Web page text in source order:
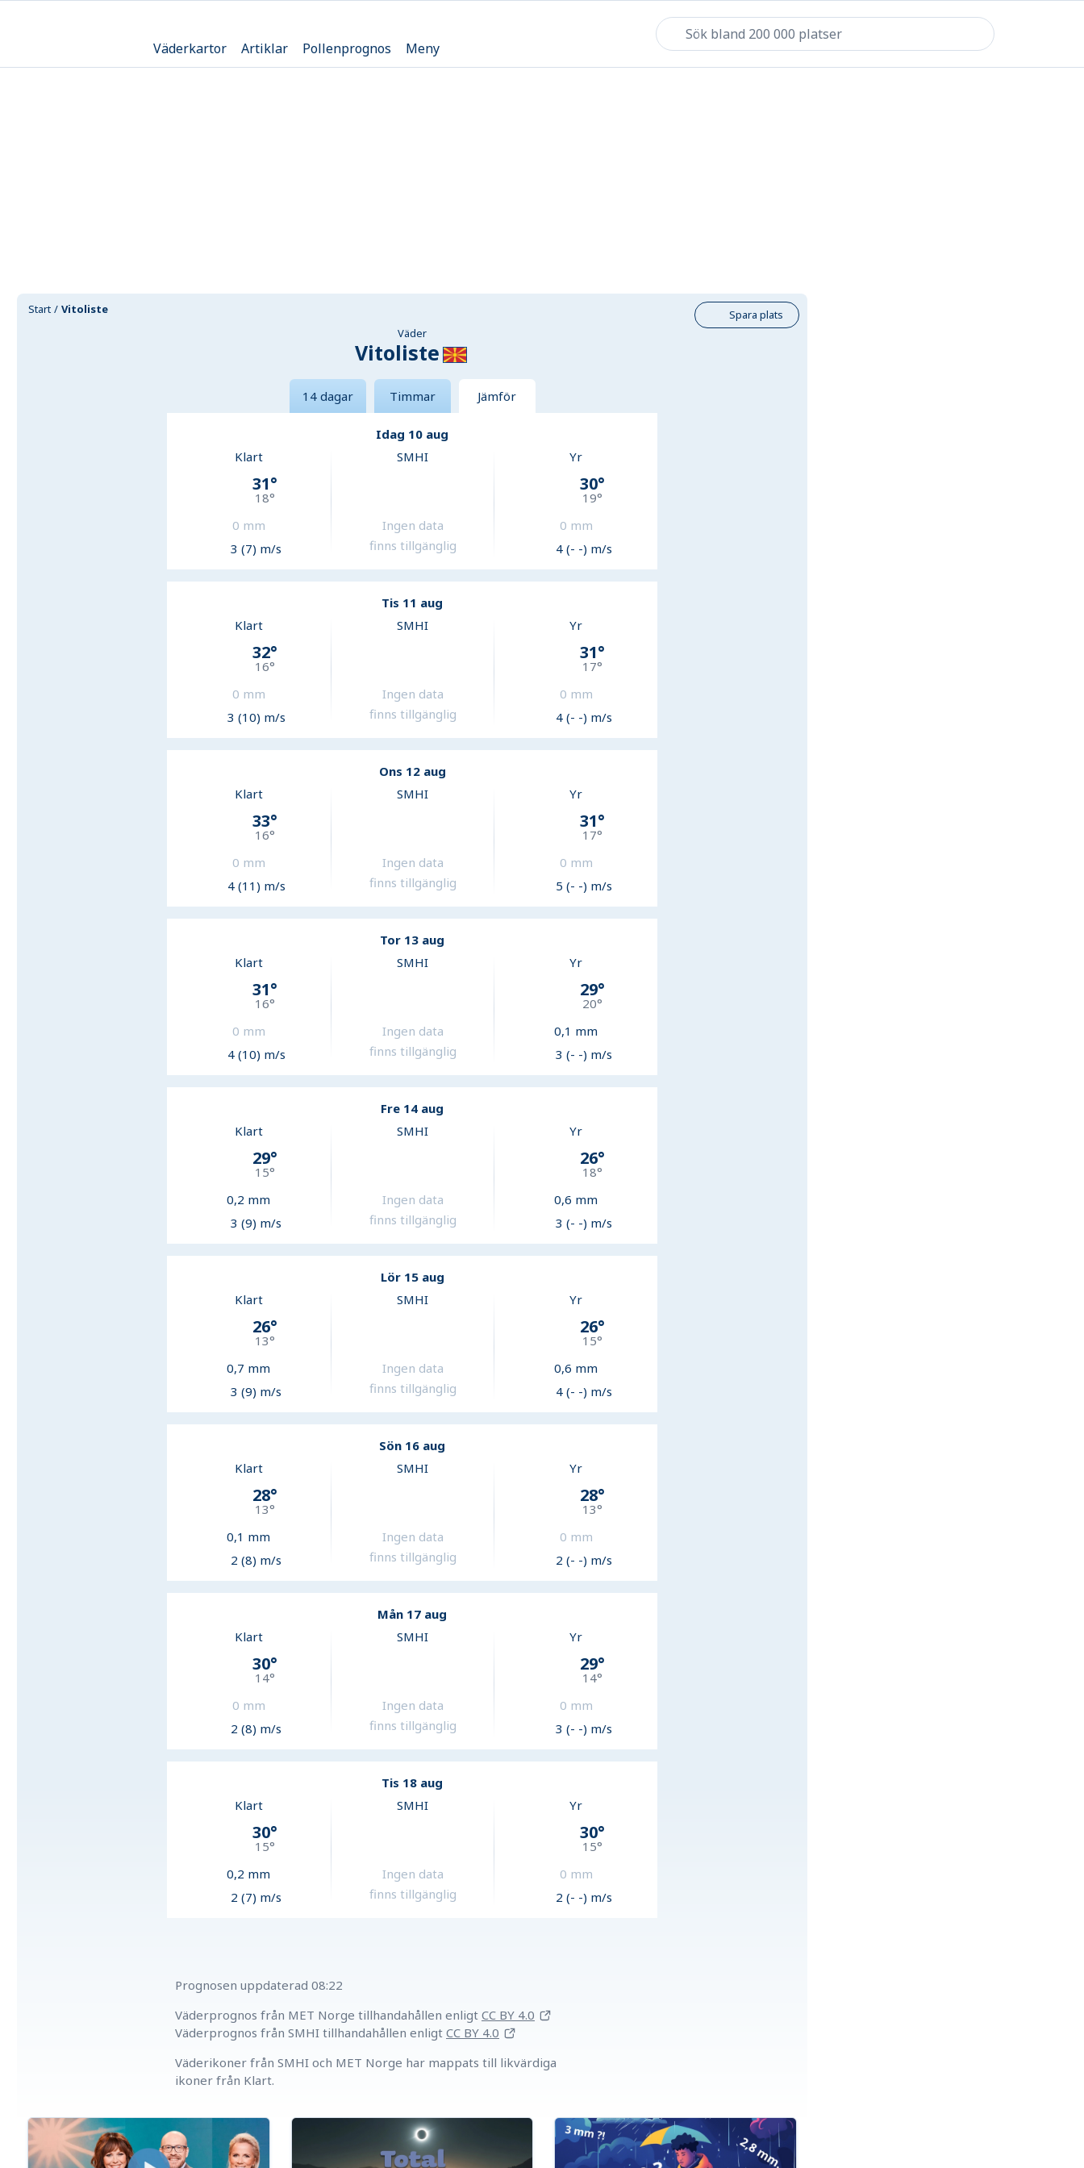
Väderkartor Artiklar Pollenprognos Meny
Start Vitoliste
Spara plats
Väder
Vitoliste
14 dagar Timmar Jämför
Idag 10 aug
Klart
31°
18°
0 mm
3 (7) m/s
SMHI
Ingen data
finns tillgänglig
Yr
30°
19°
0 mm
4 (- -) m/s
Tis 11 aug
Klart
32°
16°
0 mm
3 (10) m/s
SMHI
Ingen data
finns tillgänglig
Yr
31°
17°
0 mm
4 (- -) m/s
Ons 12 aug
Klart
33°
16°
0 mm
4 (11) m/s
SMHI
Ingen data
finns tillgänglig
Yr
31°
17°
0 mm
5 (- -) m/s
Tor 13 aug
Klart
31°
16°
0 mm
4 (10) m/s
SMHI
Ingen data
finns tillgänglig
Yr
29°
20°
0,1 mm
3 (- -) m/s
Fre 14 aug
Klart
29°
15°
0,2 mm
3 (9) m/s
SMHI
Ingen data
finns tillgänglig
Yr
26°
18°
0,6 mm
3 (- -) m/s
Lör 15 aug
Klart
26°
13°
0,7 mm
3 (9) m/s
SMHI
Ingen data
finns tillgänglig
Yr
26°
15°
0,6 mm
4 (- -) m/s
Sön 16 aug
Klart
28°
13°
0,1 mm
2 (8) m/s
SMHI
Ingen data
finns tillgänglig
Yr
28°
13°
0 mm
2 (- -) m/s
Mån 17 aug
Klart
30°
14°
0 mm
2 (8) m/s
SMHI
Ingen data
finns tillgänglig
Yr
29°
14°
0 mm
3 (- -) m/s
Tis 18 aug
Klart
30°
15°
0,2 mm
2 (7) m/s
SMHI
Ingen data
finns tillgänglig
Yr
30°
15°
0 mm
2 (- -) m/s
Prognosen uppdaterad 08:22
Väderprognos från MET Norge tillhandahållen enligt CC BY 4.0
Väderprognos från SMHI tillhandahållen enligt CC BY 4.0
Väderikoner från SMHI och MET Norge har mappats till likvärdiga
ikoner från Klart.